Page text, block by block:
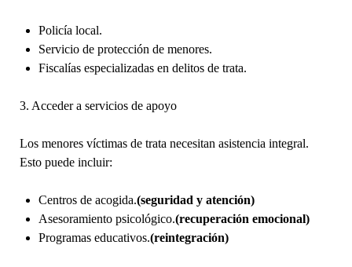
Policía local.
Servicio de protección de menores.
Fiscalías especializadas en delitos de trata.
3. Acceder a servicios de apoyo
Los menores víctimas de trata necesitan asistencia integral.
Esto puede incluir:
Centros de acogida.(seguridad y atención)
Asesoramiento psicológico.(recuperación emocional)
Programas educativos.(reintegración)